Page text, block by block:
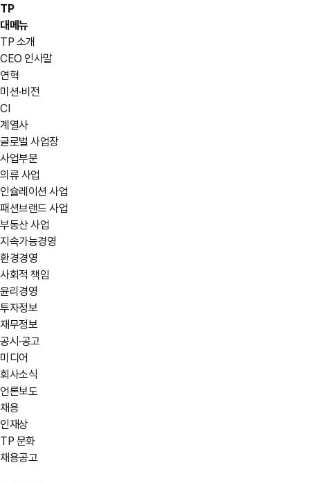
TP
대메뉴
TP 소개
CEO 인사말
연혁
미션·비전
CI
계열사
글로벌 사업장
사업부문
의류 사업
인슐레이션 사업
패션브랜드 사업
부동산 사업
지속가능경영
환경경영
사회적 책임
윤리경영
투자정보
재무정보
공시·공고
미디어
회사소식
언론보도
채용
인재상
TP 문화
채용공고